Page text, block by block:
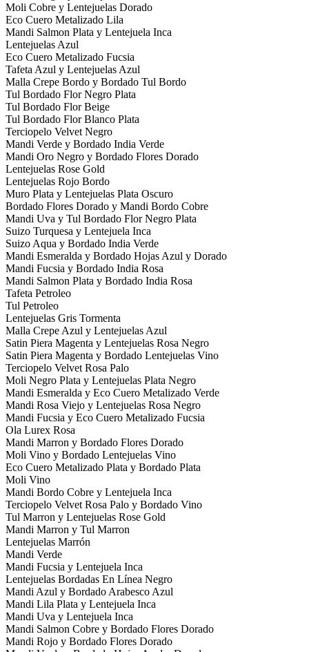
Moli Cobre y Lentejuelas Dorado
Eco Cuero Metalizado Lila
Mandi Salmon Plata y Lentejuela Inca
Lentejuelas Azul
Eco Cuero Metalizado Fucsia
Tafeta Azul y Lentejuelas Azul
Malla Crepe Bordo y Bordado Tul Bordo
Tul Bordado Flor Negro Plata
Tul Bordado Flor Beige
Tul Bordado Flor Blanco Plata
Terciopelo Velvet Negro
Mandi Verde y Bordado India Verde
Mandi Oro Negro y Bordado Flores Dorado
Lentejuelas Rose Gold
Lentejuelas Rojo Bordo
Muro Plata y Lentejuelas Plata Oscuro
Bordado Flores Dorado y Mandi Bordo Cobre
Mandi Uva y Tul Bordado Flor Negro Plata
Suizo Turquesa y Lentejuela Inca
Suizo Aqua y Bordado India Verde
Mandi Esmeralda y Bordado Hojas Azul y Dorado
Mandi Fucsia y Bordado India Rosa
Mandi Salmon Plata y Bordado India Rosa
Tafeta Petroleo
Tul Petroleo
Lentejuelas Gris Tormenta
Malla Crepe Azul y Lentejuelas Azul
Satin Piera Magenta y Lentejuelas Rosa Negro
Satin Piera Magenta y Bordado Lentejuelas Vino
Terciopelo Velvet Rosa Palo
Moli Negro Plata y Lentejuelas Plata Negro
Mandi Esmeralda y Eco Cuero Metalizado Verde
Mandi Rosa Viejo y Lentejuelas Rosa Negro
Mandi Fucsia y Eco Cuero Metalizado Fucsia
Ola Lurex Rosa
Mandi Marron y Bordado Flores Dorado
Moli Vino y Bordado Lentejuelas Vino
Eco Cuero Metalizado Plata y Bordado Plata
Moli Vino
Mandi Bordo Cobre y Lentejuela Inca
Terciopelo Velvet Rosa Palo y Bordado Vino
Tul Marron y Lentejuelas Rose Gold
Mandi Marron y Tul Marron
Lentejuelas Marrón
Mandi Verde
Mandi Fucsia y Lentejuela Inca
Lentejuelas Bordadas En Línea Negro
Mandi Azul y Bordado Arabesco Azul
Mandi Lila Plata y Lentejuela Inca
Mandi Uva y Lentejuela Inca
Mandi Salmon Cobre y Bordado Flores Dorado
Mandi Rojo y Bordado Flores Dorado